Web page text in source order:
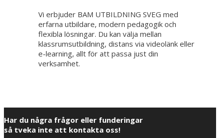
Vi erbjuder BAM UTBILDNING SVEG med
erfarna utbildare, modern pedagogik och
flexibla lösningar. Du kan välja mellan
klassrumsutbildning, distans via videolänk eller
e-learning, allt för att passa just din
verksamhet.
Har du några frågor eller funderingar
så tveka inte att kontakta oss!